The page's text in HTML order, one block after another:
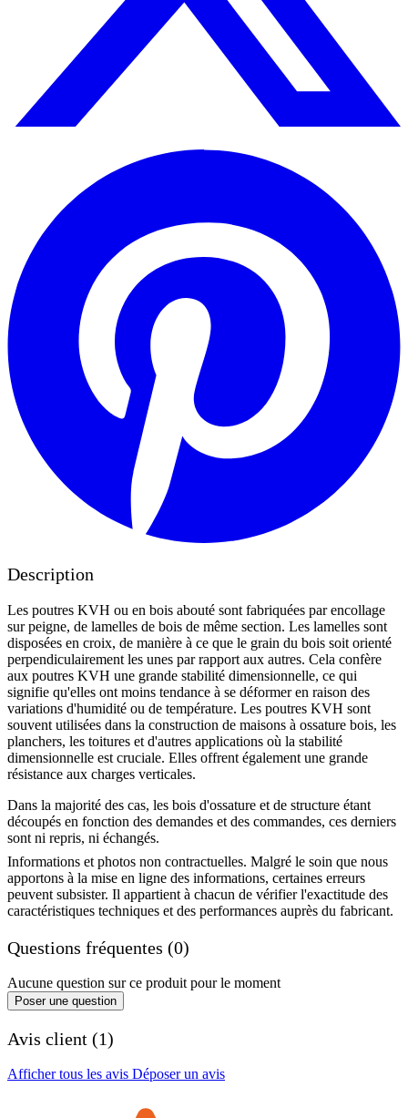
Description
Les poutres KVH ou en bois abouté sont fabriquées par encollage
sur peigne, de lamelles de bois de même section. Les lamelles sont
disposées en croix, de manière à ce que le grain du bois soit orienté
perpendiculairement les unes par rapport aux autres. Cela confère
aux poutres KVH une grande stabilité dimensionnelle, ce qui
signifie qu'elles ont moins tendance à se déformer en raison des
variations d'humidité ou de température. Les poutres KVH sont
souvent utilisées dans la construction de maisons à ossature bois, les
planchers, les toitures et d'autres applications où la stabilité
dimensionnelle est cruciale. Elles offrent également une grande
résistance aux charges verticales.
Dans la majorité des cas, les bois d'ossature et de structure étant
découpés en fonction des demandes et des commandes, ces derniers
sont ni repris, ni échangés.
Informations et photos non contractuelles. Malgré le soin que nous
apportons à la mise en ligne des informations, certaines erreurs
peuvent subsister. Il appartient à chacun de vérifier l'exactitude des
caractéristiques techniques et des performances auprès du fabricant.
Questions fréquentes (0)
Aucune question sur ce produit pour le moment
Poser une question
Avis client (1)
Afficher tous les avis Déposer un avis